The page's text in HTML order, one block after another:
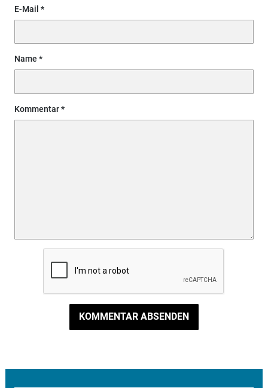
E-Mail
Name
Kommentar
KOMMENTAR ABSENDEN